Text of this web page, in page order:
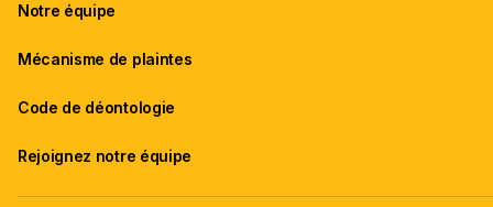
Notre équipe
Mécanisme de plaintes
Code de déontologie
Rejoignez notre équipe